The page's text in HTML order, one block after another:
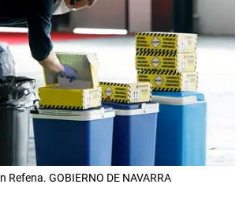
Refena. GOBIERNO DE NAVARRA